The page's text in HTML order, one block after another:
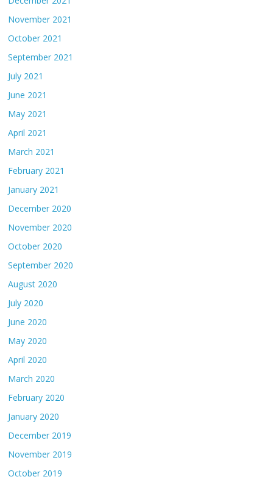
November 2021
October 2021
September 2021
July 2021
June 2021
May 2021
April 2021
March 2021
February 2021
January 2021
December 2020
November 2020
October 2020
September 2020
August 2020
July 2020
June 2020
May 2020
April 2020
March 2020
February 2020
January 2020
December 2019
November 2019
October 2019